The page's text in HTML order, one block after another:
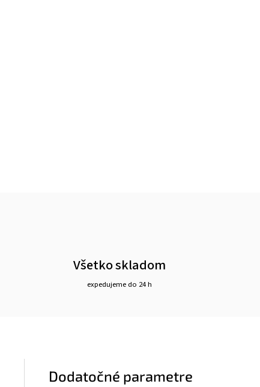
Všetko skladom
expedujeme do 24 h
Dodatočné parametre